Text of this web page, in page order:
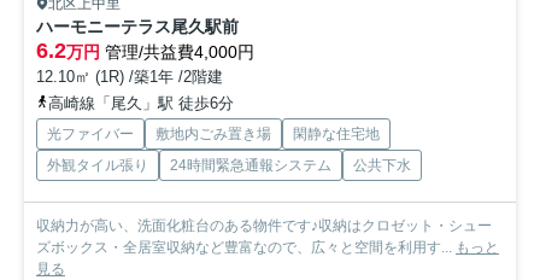
北区上中里
ハーモニーテラス尾久駅前
6.2万円 管理/共益費4,000円
12.10㎡ (1R) /築1年 /2階建
高崎線「尾久」駅 徒歩6分
光ファイバー 敷地内ごみ置き場
閑静な住宅地
外観タイル張り
24時間緊急通報システム 公共下水
収納力が高い、洗面化粧台のある物件です♪収納はクロゼット・シュー
ズボックス・全居室収納など豊富なので、広々と空間を利用す... もっと
見る